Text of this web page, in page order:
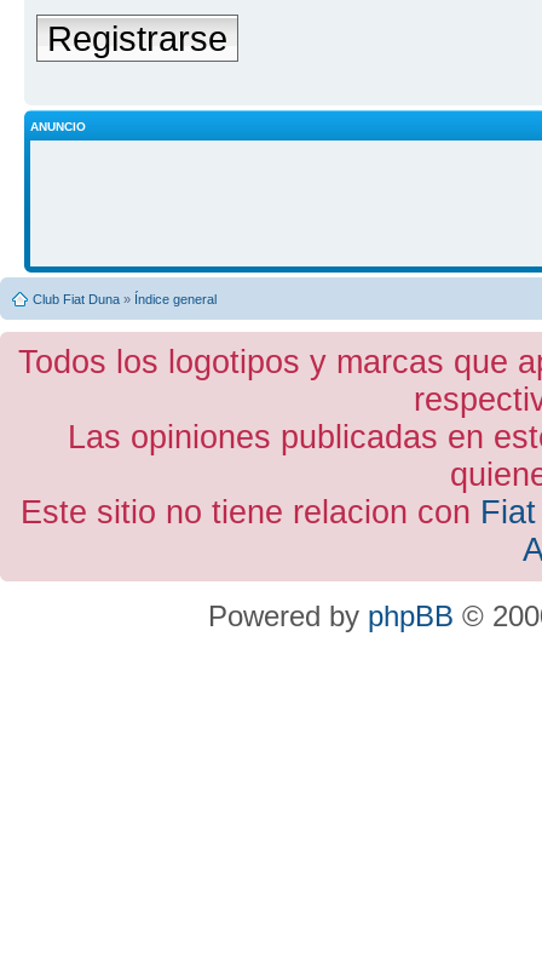
Registrarse
ANUNCIO
Club Fiat Duna » Índice general
Todos los logotipos y marcas que
Las opiniones publicadas en
Este sitio no tiene relacion con
Powered by phpBB ©